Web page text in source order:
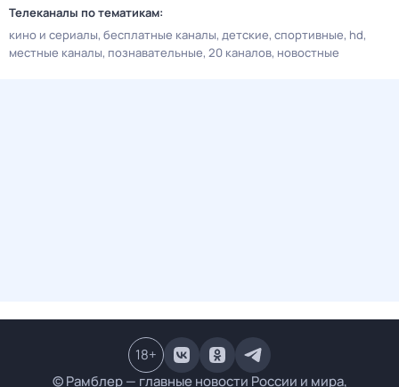
Телеканалы по тематикам:
кино и сериалы бесплатные каналы детские спортивные hd
местные каналы познавательные 20 каналов новостные
© Рамблер — главные новости России и мира,
18+